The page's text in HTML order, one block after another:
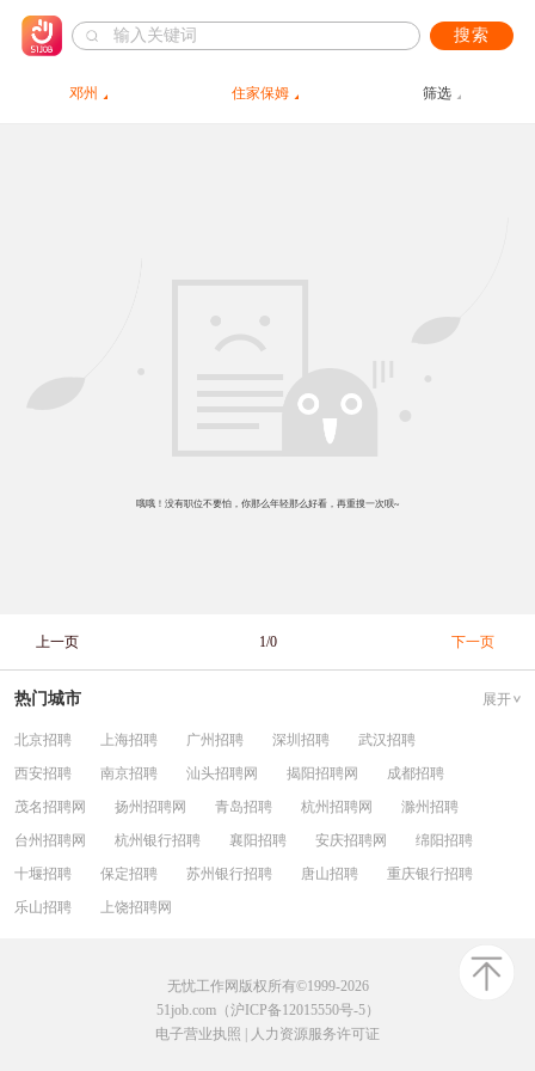
搜索
邓州 住家保姆 筛选
哦哦！没有职位不要怕，你那么年轻那么好看，再重搜一次呗~
上一页 1/0 下一页
热门城市 展开
北京招聘 上海招聘 广州招聘 深圳招聘
武汉招聘
西安招聘
南京招聘 汕头招聘网 揭阳招聘网
成都招聘
茂名招聘网
扬州招聘网 青岛招聘 杭州招聘网
滁州招聘
台州招聘网
杭州银行招聘 襄阳招聘 安庆招聘网
绵阳招聘
十堰招聘
保定招聘 苏州银行招聘 唐山招聘
重庆银行招聘
乐山招聘
上饶招聘网
无忧工作网版权所有©1999-2026
51job.com（沪ICP备12015550号-5）
电子营业执照
人力资源服务许可证